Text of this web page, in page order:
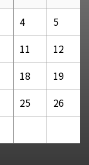
4
5
11
12
18
19
25
26